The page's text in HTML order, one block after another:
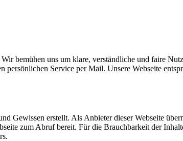
bemühen uns um klare, verständliche und faire
Service per Mail. Unsere Webseite
Gewissen erstellt. Als Anbieter dieser Webseite
zum Abruf bereit. Für die Brauchbarkeit der